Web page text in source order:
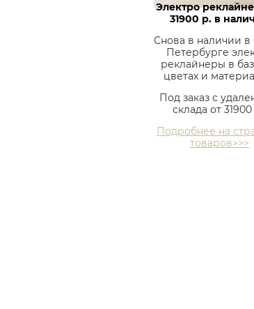
Электро
31900 р. в
Снова в наличии в
Петербурге
реклайнеры в
цветах и
Под заказ с
склада от 31900
Подробнее на
товаров>>>